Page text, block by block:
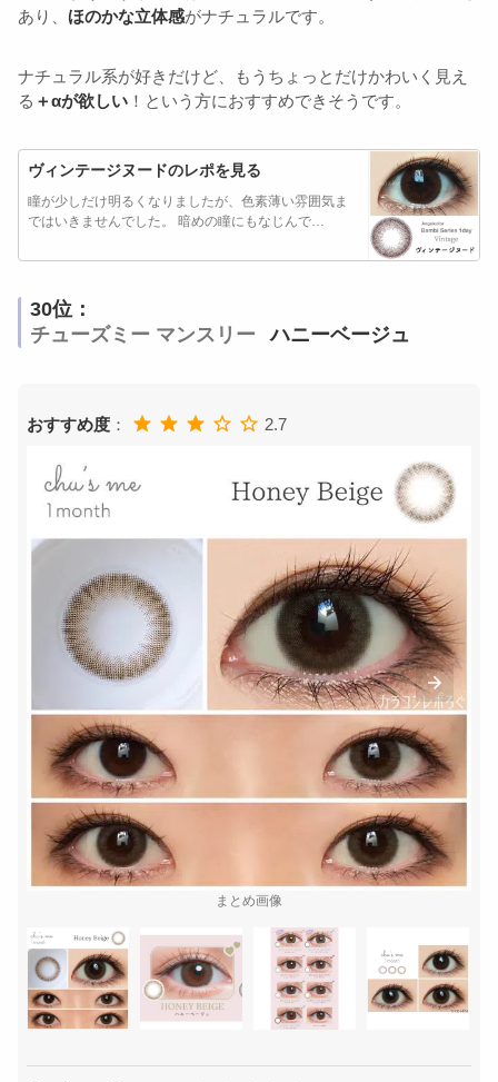
あり、 ほのかな立体感がナチュラルです。
ナチュラル系が好きだけど、もうちょっとだけかわいく見え
る ＋αが欲しい ！という方におすすめできそうです。
ヴィンテージヌードのレポを見る
瞳が少しだけ明るくなりましたが、色素薄い雰囲気ま
ではいきませんでした。 暗めの瞳にもなじんで…
30位：
チューズミー マンスリー
ハニーベージュ
おすすめ度 ： 2.7
まとめ画像